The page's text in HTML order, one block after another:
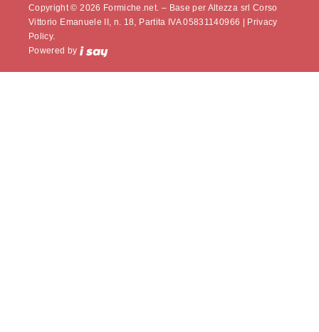
Copyright © 2026 Formiche.net. – Base per Altezza srl Corso
Vittorio Emanuele II, n. 18, Partita IVA 05831140966 |
Privacy
Policy.
Powered by